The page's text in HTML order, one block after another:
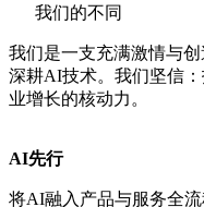
我们的不同
我们是一支充满激情与
深耕AI技术。我们坚信
业增长的核动力。
AI先行
将AI融入产品与服务全流